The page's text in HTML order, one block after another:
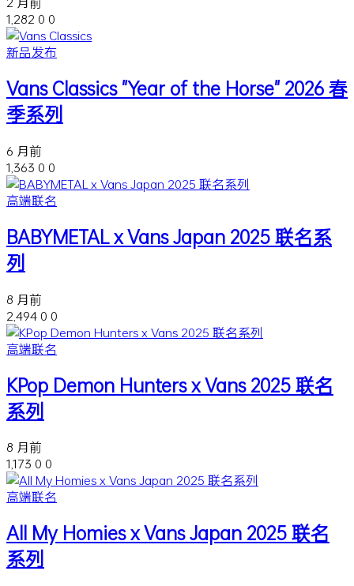
1,282 0 0
新品发布
Vans Classics "Year of the Horse" 2026 春
季系列
6 月前
1,363 0 0
高端联名
BABYMETAL x Vans Japan 2025 联名系
列
8 月前
2,494 0 0
高端联名
KPop Demon Hunters x Vans 2025 联名
系列
8 月前
1,173 0 0
高端联名
All My Homies x Vans Japan 2025 联名
系列